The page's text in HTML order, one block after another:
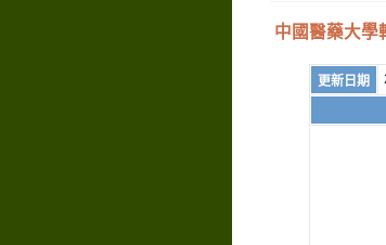
中國醫藥大學
更新日期